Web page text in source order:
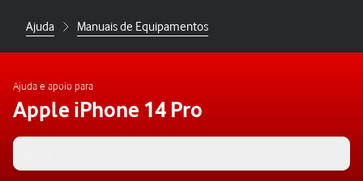
Ajuda Manuais de Equipamentos
Ajuda e apoio para
Apple iPhone 14 Pro